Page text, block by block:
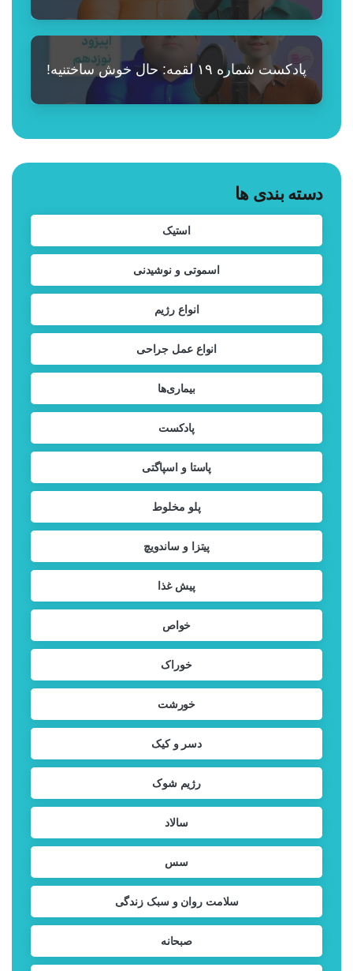
پادکست شماره ۱۹ لقمه: حال خوش ساختنیه!
دسته بندی ها
استیک
اسموتی و نوشیدنی
انواع رژیم
انواع عمل جراحی
بیماری‌ها
پادکست
پاستا و اسپاگتی
پلو مخلوط
پیتزا و ساندویچ
پیش غذا
خواص
خوراک
خورشت
دسر و کیک
رژیم شوک
سالاد
سس
سلامت روان و سبک زندگی
صبحانه